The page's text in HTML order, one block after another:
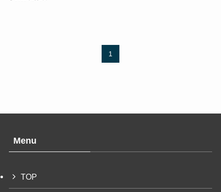
1
Menu
TOP